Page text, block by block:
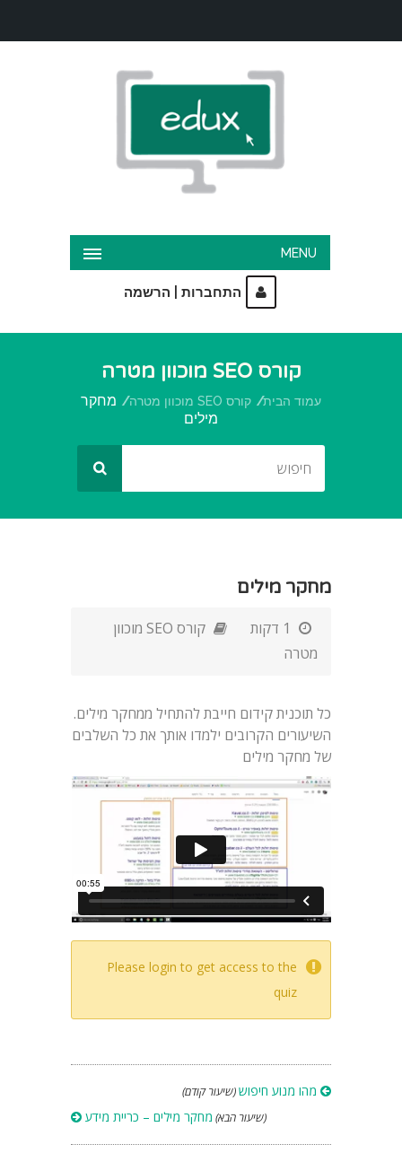
MENU
התחברות הרשמה
קורס SEO מוכוון מטרה
עמוד הבית קורס SEO מוכוון מטרה
מחקר
מילים
מחקר מילים
קורס SEO מוכוון
מטרה
כל תוכנית קידום חייבת להתחיל ממחקר מילים.
השיעורים הקרובים ילמדו אותך את כל השלבים
של מחקר מילים
LESSON INTRO VIDEO
Please login to get access to the
quiz
מהו מנוע חיפוש(שיעור קודם)
(שיעור הבא) מחקר מילים – כריית מידע